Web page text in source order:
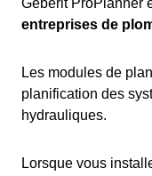
Geberit ProPlanner
entreprises de
Les modules de
planification des
hydrauliques.
Lorsque vous